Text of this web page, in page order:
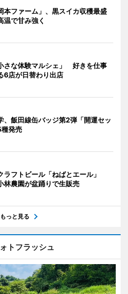
本ファーム」、黒スイカ収穫最盛
で甘み強く
さな体験マルシェ」 好きを仕事
6店が日替わり出店
、飯田線缶バッジ第2弾「開運セッ
種発売
ラフトビール「ねばとエール」
林農園が盆踊りで生販売
もっと見る
トフラッシュ